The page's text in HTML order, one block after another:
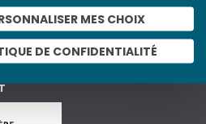
MES CHOIX
DE CONFIDENTIALITÉ